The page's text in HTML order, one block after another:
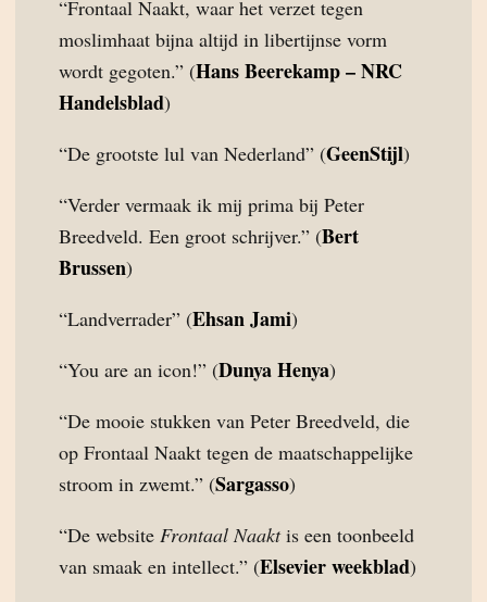
“Frontaal Naakt, waar het verzet tegen
moslimhaat bijna altijd in libertijnse vorm
wordt gegoten.” (Hans Beerekamp – NRC
Handelsblad)
“De grootste lul van Nederland” (GeenStijl)
“Verder vermaak ik mij prima bij Peter
Breedveld. Een groot schrijver.” (Bert
Brussen)
“Landverrader” (Ehsan Jami)
“You are an icon!” (Dunya Henya)
“De mooie stukken van Peter Breedveld, die
op Frontaal Naakt tegen de maatschappelijke
stroom in zwemt.” (Sargasso)
“De website Frontaal Naaktis een toonbeeld
van smaak en intellect.” (Elsevier weekblad)